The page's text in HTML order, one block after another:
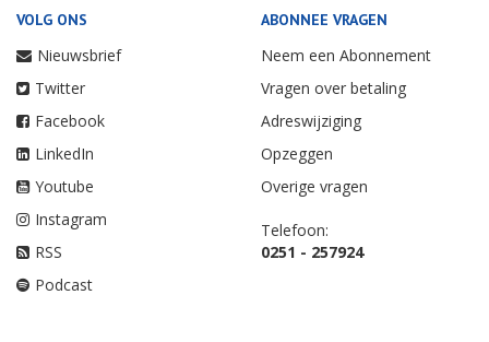
VOLG ONS
Nieuwsbrief
Twitter
Facebook
LinkedIn
Youtube
Instagram
RSS
Podcast
ABONNEE VRAGEN
Neem een Abonnement
Vragen over betaling
Adreswijziging
Opzeggen
Overige vragen
Telefoon:
0251 - 257924